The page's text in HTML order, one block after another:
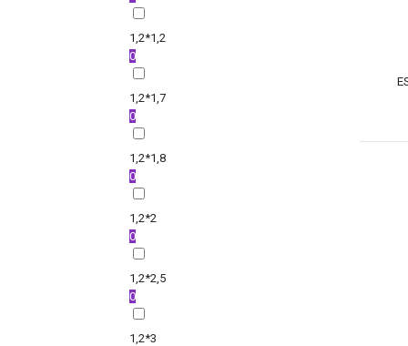
1,2*1,2
0
1,2*1,7
0
1,2*1,8
0
1,2*2
0
1,2*2,5
0
1,2*3